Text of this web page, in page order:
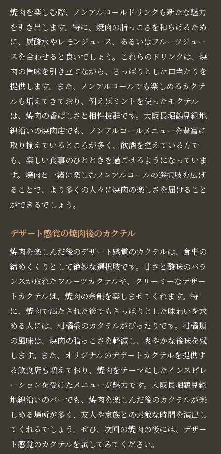
焼肉を楽しむ際、ノンアルコールドリンクも新たな魅力
を引き出します。特に、焼肉の脂っこさを和らげるため
に、炭酸水やレモンジュース、あるいはフルーツジュー
スを合わせると良いでしょう。これらのドリンクは、焼
肉の旨味を引き立てながら、さっぱりとした口当たりを
提供します。また、ノンアルコールでも楽しめるカクテ
ルも増えてきており、例えばミントを使ったモクテル
は、焼肉の香ばしさと相性抜群です。大阪長堀鶴見緑地
線沿いの焼肉店でも、ノンアルコールメニューを豊富に
取り揃えているところが多く、飲酒を控えている方で
も、楽しい食事のひとときを過ごせるようになっていま
す。焼肉と一緒に楽しむノンアルコールの選択肢を広げ
ることで、より多くの人々に焼肉の楽しさを届けること
ができるでしょう。
デザート感覚の焼肉後のカクテル
焼肉を楽しんだ後のデザート感覚のカクテルは、食事の
締めくくりとして絶妙な選択肢です。甘さと酸味のバラ
ンスが取れたフルーツカクテルや、クリーミーなデザー
トカクテルは、焼肉の余韻を楽しませてくれます。特
に、焼肉で満たされた後でもさっぱりとした味わいを求
める人には、柑橘系のカクテルがぴったりです。柑橘類
の風味は、焼肉の脂っこさを軽減し、爽やかな後味を残
します。また、オリジナルのデザートカクテルを提供す
る飲食店も増えており、焼肉をテーマにしたインスピレ
ーションを受けたメニューが魅力です。大阪長堀鶴見緑
地線沿いのバーでも、焼肉を楽しんだ後のカクテルが楽
しめる場所が多く、友人や家族との素敵な時間を演出し
てくれるでしょう。ぜひ、次回の焼肉の後には、デザー
ト感覚のカクテルを試してみてください。